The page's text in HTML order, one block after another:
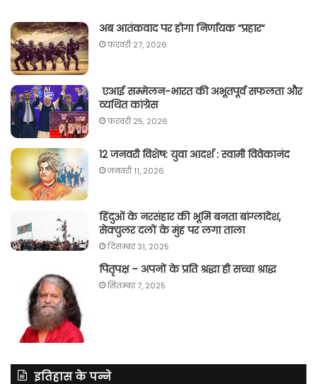
अब आतंकवाद पर होगा निर्णायक “प्रहार“
फ़रवरी 27, 2026
एआई सम्मेलन-भारत की अभूतपूर्व सफलता और
व्यथित कांग्रेस
फ़रवरी 25, 2026
12 जनवरी विशेष: युवा आदर्श : स्वामी विवेकानंद
जनवरी 11, 2026
हिंदुओं के नरसंहार की भूमि बनता बांग्लादेश,
सेक्युलर दलों के मुंह पर लगा ताला
दिसम्बर 31, 2025
पितृपक्ष – अपनों के प्रति श्रद्धा ही सच्चा श्राद्ध
सितम्बर 7, 2025
इतिहास के पन्ने